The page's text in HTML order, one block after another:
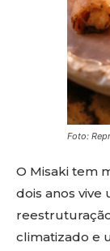
Foto:
O Misaki tem
dois anos
climatizado e